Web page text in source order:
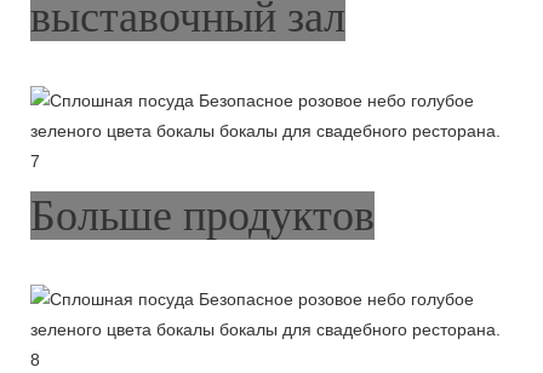
выставочный зал
Больше продуктов